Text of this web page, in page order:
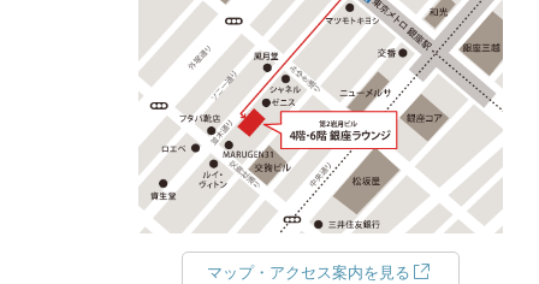
マップ・アクセス案内を見る